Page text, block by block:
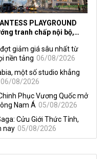
PLAYGROUND
tranh chấp nội bộ,
chiếm đoạt doanh thu
giảm giá sâu nhất từ
nền tảng 06/08/2026
một số studio khẳng
06/08/2026
Phục Vương Quốc mở
Nam Á 05/08/2026
Cửu Giới Thức Tỉnh,
nay 05/08/2026